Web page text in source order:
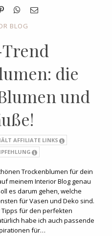
BLOG
die
und
AFFILIATE LINKS
Trockenblumen für dein
meinem Interior Blog genau
es darum gehen, welche
für Vasen und Deko sind.
für den perfekten
habe ich auch passende
für…